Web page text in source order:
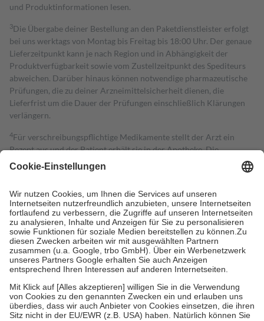
und Produktinformationen lesen.
3Die Übergabe deiner Bestellung an den Paketdienstleister erfolgt
bei uns werktags von Montag bis Freitag bis 18:00 Uhr. Der genaue
Lieferzeitpunkt kann je nach Region und in Abhängigkeit der
Produktverfügbarkeit sowie vom Zustellzeitpunkt des Spediteurs
abweichen. Darüber hinaus können notwendige pharmazeutische
Prüfungen, die zu deiner Arzneimittelsicherheit dienen, die
Lieferfrist um die Dauer der Prüfungen einschließlich Klärungen
verlängern.
4Für verschreibungspflichtige Medikamente stellt der Arzt ein
Rezept aus und der Patient erhält sie in der Apotheke. Die
gesetzliche Krankenversicherung übernimmt in der Regel die
Kosten dafür, der Versicherte trägt einen Teil davon als Zuzahlung
Grundsätzlich leisten Mitglieder Zuzahlungen in Höhe von zehn
Prozent des Abgabepreises,mindestens jedochfünf Euround
höchstens zehn Euro.Es sind jedoch nie mehr als die tatsächlichen
Kosten der Leistung zu entrichten.
Diese Regeln gelten grundsätzlich auch für Online-Apotheken.
Bei Heilmitteln und häuslicher Krankenpflege beträgt die
Zuzahlung zehn Prozent der Kosten sowie zehn Euro je
Verordnung.
Um das Engagement der Versicherten für ihre eigene Gesundheit zu
stärken und die besondere Stellung der Familie zu unterstützen,